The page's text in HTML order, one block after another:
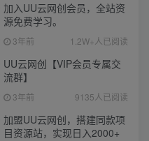
加入UU云网创会员，全站资
源免费学习。
3年前 1.2W+人已阅读
UU云网创【VIP会员专属交
流群】
3年前 9135人已阅读
加盟UU云网创，搭建同款项
目资源站，实现日入2000+